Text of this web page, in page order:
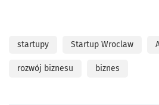
startupy Startup Wroclaw
rozwój biznesu biznes